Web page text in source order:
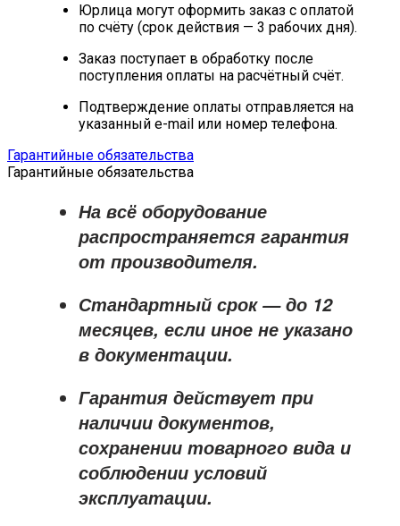
Юрлица могут оформить заказ с оплатой
по счёту (срок действия — 3 рабочих дня).
Заказ поступает в обработку после
поступления оплаты на расчётный счёт.
Подтверждение оплаты отправляется на
указанный e-mail или номер телефона.
Гарантийные обязательства
Гарантийные обязательства
На всё оборудование
распространяется гарантия
от производителя.
Стандартный срок — до 12
месяцев, если иное не указано
в документации.
Гарантия действует при
наличии документов,
сохранении товарного вида и
соблюдении условий
эксплуатации.